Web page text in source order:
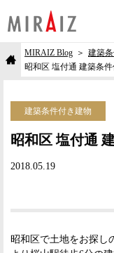
MIRAIZ Blog
建築
昭和区 塩付通 建築条件
建築条件付き建物
昭和区 塩付通
2018.05.19
昭和区で土地をお探し